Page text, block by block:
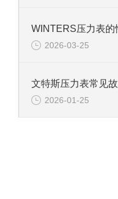
2026-03-25
2026-01-25